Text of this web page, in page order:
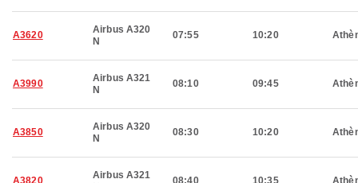
A3620
Airbus A320
N
07:55 10:20
A3990
Airbus A321
N
08:10 09:45
A3850
Airbus A320
N
08:30 10:20
A3820
Airbus A321
08:40 10:35